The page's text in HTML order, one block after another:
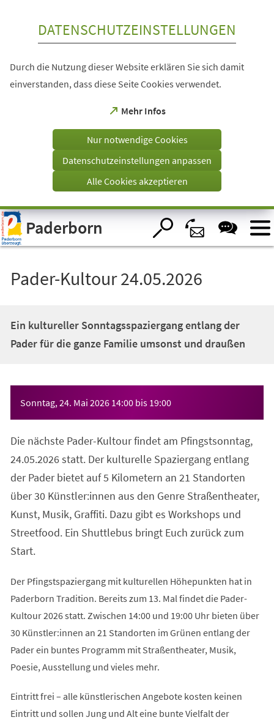
Visuelle
Assistenzsoftware
öffnen.
DATENSCHUTZEINSTELLUNGEN
Durch die Nutzung dieser Website erklären Sie sich damit
einverstanden, dass diese Seite Cookies verwendet.
Mehr Infos
(Öffnet
einem
Tab)
Nur notwendige Cookies
Datenschutzeinstellungen anpassen
Alle Cookies akzeptieren
Paderborn
Pader-Kultour 24.05.2026
Ein kultureller Sonntagsspaziergang entlang der
Pader für die ganze Familie umsonst und draußen
Sonntag, 24. Mai 2026 14:00 bis 19:00
Die nächste Pader-Kultour findet am Pfingstsonntag,
24.05.2026 statt. Der kulturelle Spaziergang entlang
der Pader bietet auf 5 Kilometern an 21 Standorten
über 30 Künstler:innen aus den Genre Straßentheater,
Kunst, Musik, Graffiti. Dazu gibt es Workshops und
Streetfood. Ein Shuttlebus bringt Euch zurück zum
Start.
Der Pfingstspaziergang mit kulturellen Höhepunkten hat in
Paderborn Tradition. Bereits zum 13. Mal findet die Pader-
Kultour 2026 statt. Zwischen 14:00 und 19:00 Uhr bieten über
30 Künstler:innen an 21 Standorten im Grünen entlang der
Pader ein buntes Programm mit Straßentheater, Musik,
Poesie, Ausstellung und vieles mehr.
Eintritt frei – alle künstlerischen Angebote kosten keinen
Eintritt und sollen Jung und Alt eine bunte Vielfalt der